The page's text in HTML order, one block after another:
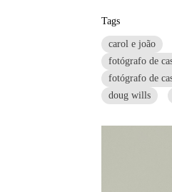
Tags
carol e joão
fotógrafo de
fotógrafo de
doug wills